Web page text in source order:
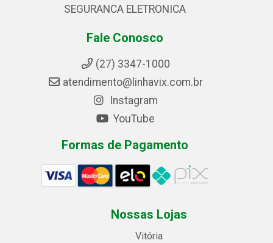
SEGURANCA ELETRONICA
Fale Conosco
(27) 3347-1000
atendimento@linhavix.com.br
Instagram
YouTube
Formas de Pagamento
Nossas Lojas
Vitória